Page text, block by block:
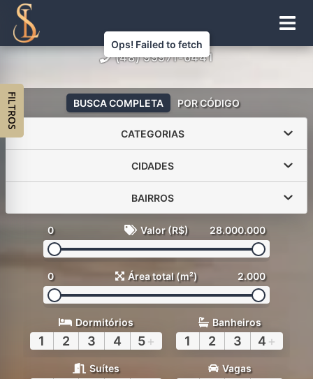
(48) 99971-6441
BUSCA COMPLETA POR CÓDIGO
CATEGORIAS
CIDADES
BAIRROS
0 Valor (R$) 28.000.000
0 Área total (m²) 2.000
Dormitórios
1 2 3 4 5+
Banheiros
1 2 3 4 +
Suítes Vagas
FILTROS